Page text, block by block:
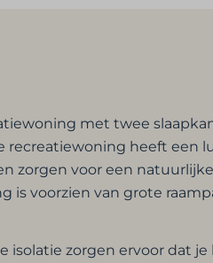
met twee
recreatiewoning heeft een
zorgen voor een
voorzien van grote
isolatie zorgen ervoor dat